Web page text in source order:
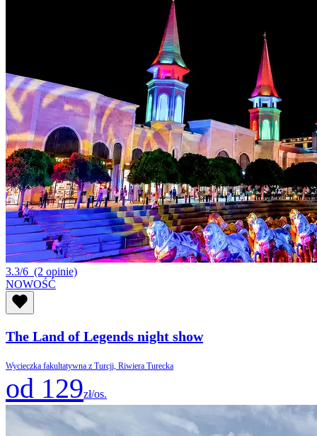
3.3/6 (2 opinie)
NOWOŚĆ
The Land of Legends night show
Wycieczka fakultatywna z Turcji, Riwiera Turecka
od 129zł/os.